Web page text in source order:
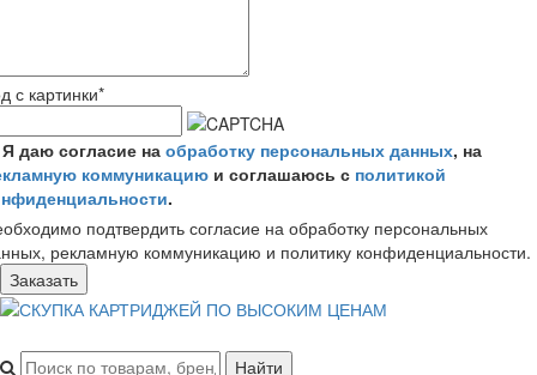
с картинки*
Я даю согласие на обработку персональных данных, на
коммуникацию и соглашаюсь с политикой
.
подтвердить согласие на обработку персональных
рекламную коммуникацию и политику конфиденциальности.
Заказать